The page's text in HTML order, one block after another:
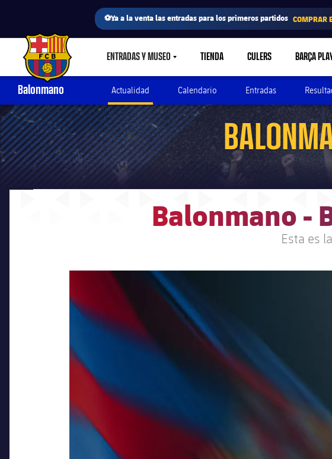
⚽Ya a la venta las entradas para los primeros partidos COMPRAR
FC Barcelona club badge ENTRADAS Y MUSEOLABEL.SHARE.CARETDOWN
TIENDA CULERS BARÇA
Balonmano Actualidad Calendario Entradas
Balonmano -
Esta es